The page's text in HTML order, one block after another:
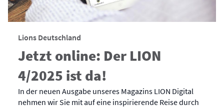
Lions Deutschland
Jetzt online: Der LION
4/2025 ist da!
In der neuen Ausgabe unseres Magazins LION Digital
nehmen wir Sie mit auf eine inspirierende Reise durch